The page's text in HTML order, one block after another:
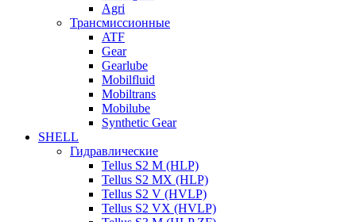
Agri
Трансмиссионные
ATF
Gear
Gearlube
Mobilfluid
Mobiltrans
Mobilube
Synthetic Gear
SHELL
Гидравлические
Tellus S2 M (HLP)
Tellus S2 MХ (HLP)
Tellus S2 V (HVLP)
Tellus S2 VX (HVLP)